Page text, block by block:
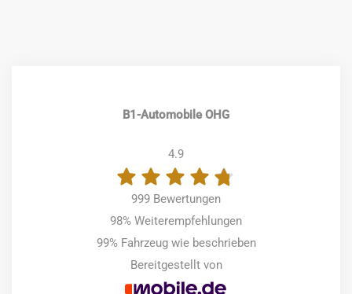
B1-Automobile OHG
4.9
999 Bewertungen
98% Weiterempfehlungen
99%Fahrzeug wie beschrieben
Bereitgestellt von